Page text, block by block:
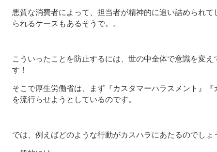
悪質な消費者によって、 担当者が精神的に追い詰められて
られるケースもあるそうで。。
こういったことを防止するには、世の中全体で意識を変え
す！
そこで厚生労働省は、まず『カスタマーハラスメント』『
を流行らせようとしているのです。
では、例えばどのような行動がカスハラにあたるのでしょ